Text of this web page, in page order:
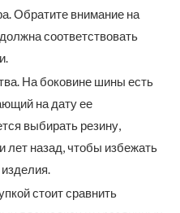
Обратите внимание на
соответствовать
На боковине шины есть
на дату ее
выбирать резину,
назад, чтобы избежать
стоит сравнить